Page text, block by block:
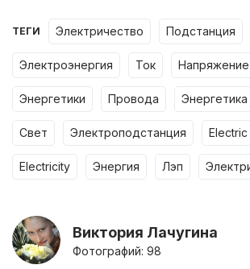
ТЕГИ электричество подстанция
электроэнергия ток напряжение
энергетики провода энергетика
свет электроподстанция
electricity энергия лэп
Виктория Лачугина
Фотографий: 98